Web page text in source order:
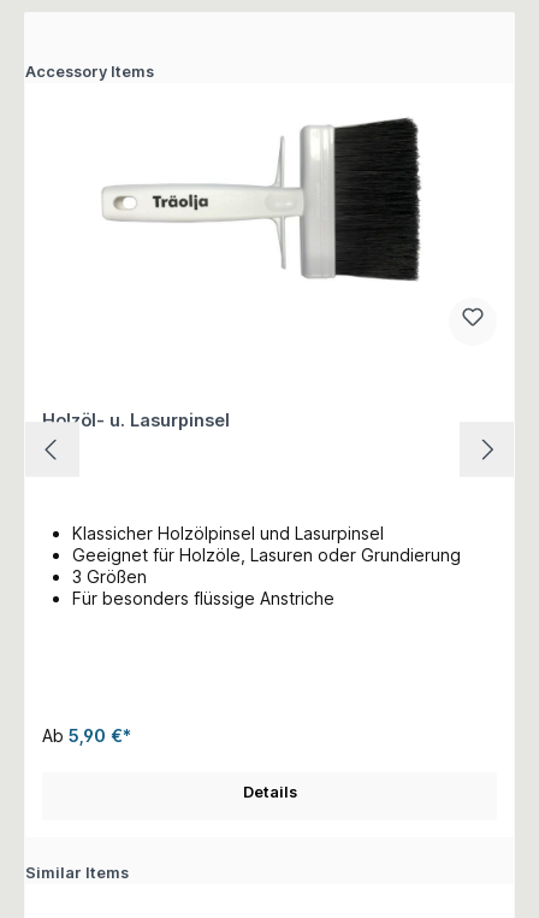
Accessory Items
Holzöl- u. Lasurpinsel
Klassicher Holzölpinsel und Lasurpinsel
Geeignet für Holzöle, Lasuren oder Grundierung
3 Größen
Für besonders flüssige Anstriche
Ab 5,90 €*
Details
Similar Items